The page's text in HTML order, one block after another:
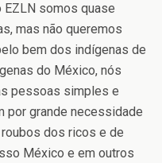
somos quase
mas não queremos
bem dos indígenas de
do México, nós
pessoas simples e
por grande necessidade
dos ricos e de
México e em outros